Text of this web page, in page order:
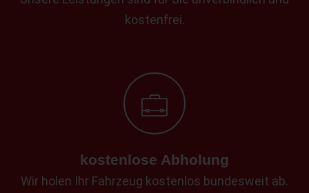
kostenfrei.
kostenlose Abholung
Wir holen Ihr Fahrzeug kostenlos bundesweit ab.